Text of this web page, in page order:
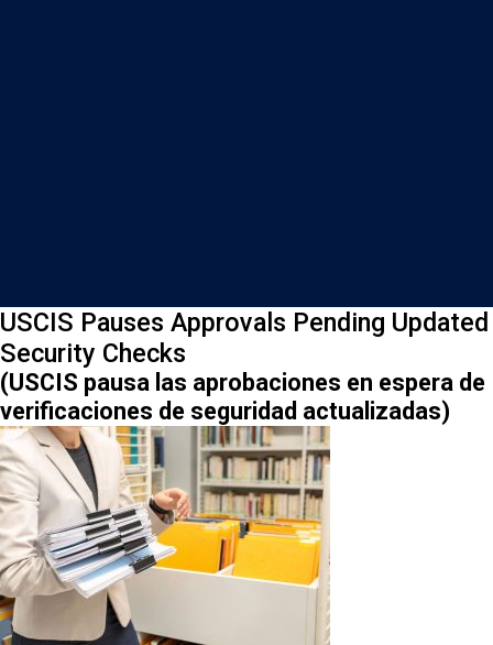
USCIS Pauses Approvals Pending Updated
Security Checks
(USCIS pausa las aprobaciones en espera de
verificaciones de seguridad actualizadas)